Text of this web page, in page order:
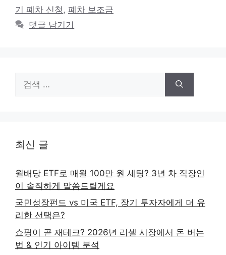
기 폐차 신청 , 폐차 보조금
댓글 남기기
색:
최신 글
월배당 ETF로 매월 100만 원 세팅? 3년 차 직장인
이 솔직하게 말씀드릴게요
국민성장펀드 vs 미국 ETF, 장기 투자자에게 더 유
리한 선택은?
쇼핑이 곧 재테크? 2026년 리셀 시장에서 돈 버는
법 & 인기 아이템 분석